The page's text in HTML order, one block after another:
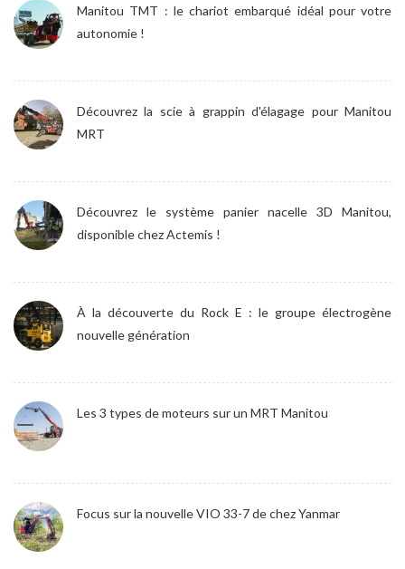
Manitou TMT : le chariot embarqué idéal pour votre
autonomie !
Découvrez la scie à grappin d'élagage pour Manitou
MRT
Découvrez le système panier nacelle 3D Manitou,
disponible chez Actemis !
À la découverte du Rock E : le groupe électrogène
nouvelle génération
Les 3 types de moteurs sur un MRT Manitou
Focus sur la nouvelle VIO 33-7 de chez Yanmar